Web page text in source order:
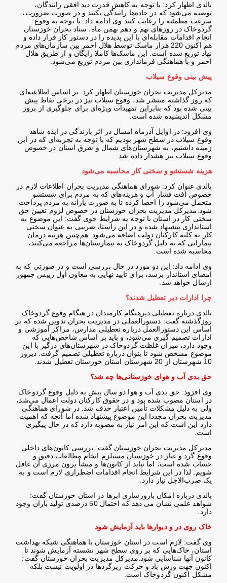
بالدی اظهار کرد: با توجه به کاهش قدرت دید افقی رانندگان،
توصیه می‌شود که در جاده‌ها رانندگی نکنند و در صورت ضرورت،
سرعت مطمئنه را رعایت کنند.وی ادامه داد: با توجه به وقوع
گردوخاک در روزهای نهم و دهم بهمن ماه، ستاد بحران خوزستان
انجام اقدامات مقابله‌ای با این پدیده را در دستور کار قرار داده و
هم اکنون 220 هزار ماسک توسط هلال احمر بین سازمان‌های مردم
نهاد توزیع شده است. این ماسک‌ها کاملا رایگان و از طریق هلال
احمر و با هماهنگی فرمانداری بین مردم توزیع می‌شود.
پیش بینی وقوع سیلاب
مدیرکل مدیریت بحران خوزستان اظهار کرد: بر اساس اطلاعیه‌ای
که روز گذاشته منتشر شد، وقوع سیلاب نیز در برخی نقاط پیش
بینی شده بود که بنابراین تمهیدات ویژه‌ای برای جلوگیری از بروز
مشکل اندیشیده شده است.
وی افزود: در اوایل آذرماه امسال در اثر بارندگی در ایذه شاهد
وقوع سیلاب در سطح شهر بودیم که با توجه به تجربه‌ای که در این
زمینه داشتیم، به شهرستان‌های شمال و شرق استان در خصوص
وقوع سیلاب نیز هشدار داده شد.
هزینه شستشو و سختی کار محاسبه می‌شود
بالدی عنوان کرد: شورای هماهنگی مدیریت بحران اطلاعات لازم در
خصوص افت فشار آب و هزینه‌های که به مردم برای شستشو
متحمل می‌شود را احصا کرده تا به صورت یارانه به مردم پرداخت
شود.مدیرکل مدیریت بحران خوزستان در خصوص لزوم تعیین حق
سختی کار در استان با توجه به شرایط جوی گفت: این موضوع به
استانداری پیشنهاد شده و در این راستا، ضریبی به عنوان سختی
کار به کلیه کارکنان دولت اضافه می‌شود. هم‌چنین هزینه درمان
بیمارانی که به دلیل گردوخاک به بیمارستان‌ها مراجعه می‌کنند،
محاسبه شده است.
وی ادامه داد: این دو مورد در حال بررسی است و در صورتی که به
امضای استاندار برسد، برای تایید نهایی به معاون اول رییس جمهور
ارسال خواهد شد.
چرا ادارات دیر تعطیل شدند؟
بالدی درباره تعطیلی دیرهنگام کارمندان در هنگام وقوع گردوخاک
روزگذشته گفت: دستورالعملی در مدیریت بحران تدوین شده که بر
اساس این دستورالعمل درباره تعطیلی مدارس، مراکز آموزشی و
ادارات تصمیم گیری می‌شود، و باید بر اساس شاخص‌هایی که
وجود دارد، میزان غلظت گردوخاک در شهرستان‌های درگیر با این
موضوع مشخص شود تا بتوان درباره تعطیلی تصمیم گرفت. دیروز
10 شهرستان از 20 شهرستان استان خوزستان تعطیل شدند
.
حق بدی آب و هوای خوزستانی‌ها چه شد؟
وی افزود: حق بدی آب و هوا دو سال پیش به دلیل وقوع گردوخاک
در استان مصوب شده بود و در حقوق کارکنان دولت اعمال می‌شد،
ولی به دلیل مشکلات تأمین اعتبار حذف شد. در شورای هماهنگی
مدیریت بحران مجددا این موضوع پیشنهاد شده اما آنچه که اهمیت
دارد این است که این امر نیاز به مصوبه دارد که در حال پیگیری
است.
مدیرکل مدیریت بحران خوزستان گفت: بررسی کانون‌های داخلی
وقوع گرد و غبار در خوزستان مستلزم انجام مطالعات دقیق و
حساب شده است، اما نباید از کانون‌ها و منشأ برون مرزی آن غافل
شویم. لذا در این شرایط انجام اقدامات اضطراری لازم است و به
یک ضرب‌الاجل نیاز دارد.
بالدی درباره امکان بارورسازی ابرها در استان خوزستان گفت:
شواهد علمی نشان می دهد که احتمال 50 درصدی تولید باران وجود
دارد.
خاک روی در و دیوارها باید آزمایش شود
وی گفت: لازم است در استان خوزستان با هماهنگی شبکه بهداشت
استان، خاک‌هایی که بر روی سطح شهر نشسته آزمایش شوند تا
کانون آنها شناسایی شود.مدیرکل مدیریت بحران خوزستان گفت:
اکنون جهت وزش باد و حرکت ریزگردها در اولویت نیست بلکه
مشکل اکنون گردوخاک است.